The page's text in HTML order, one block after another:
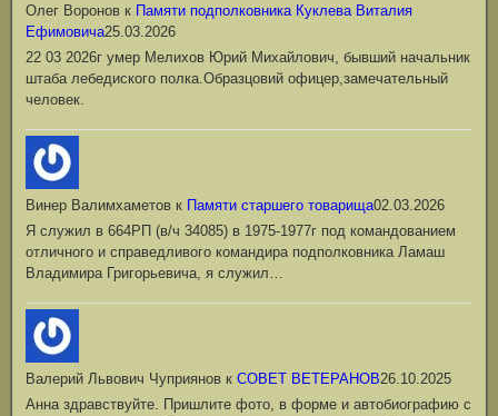
Олег Воронов к Памяти подполковника Куклева Виталия
Ефимовича25.03.2026
22 03 2026г умер Мелихов Юрий Михайлович, бывший начальник
штаба лебедиского полка.Образцовий офицер,замечательный
человек.
Винер Валимхаметов к Памяти старшего товарища02.03.2026
Я служил в 664РП (в/ч 34085) в 1975-1977г под командованием
отличного и справедливого командира подполковника Ламаш
Владимира Григорьевича, я служил…
Валерий Львович Чуприянов к СОВЕТ ВЕТЕРАНОВ26.10.2025
Анна здравствуйте. Пришлите фото, в форме и автобиографию с